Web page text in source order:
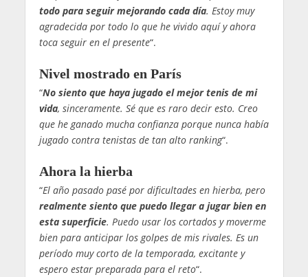
todo para seguir mejorando cada día. Estoy muy
agradecida por todo lo que he vivido aquí y ahora
toca seguir en el presente“.
Nivel mostrado en París
“No siento que haya jugado el mejor tenis de mi
vida, sinceramente. Sé que es raro decir esto. Creo
que he ganado mucha confianza porque nunca había
jugado contra tenistas de tan alto ranking“.
Ahora la hierba
“El año pasado pasé por dificultades en hierba, pero
realmente siento que puedo llegar a jugar bien en
esta superficie. Puedo usar los cortados y moverme
bien para anticipar los golpes de mis rivales. Es un
período muy corto de la temporada, excitante y
espero estar preparada para el reto“.